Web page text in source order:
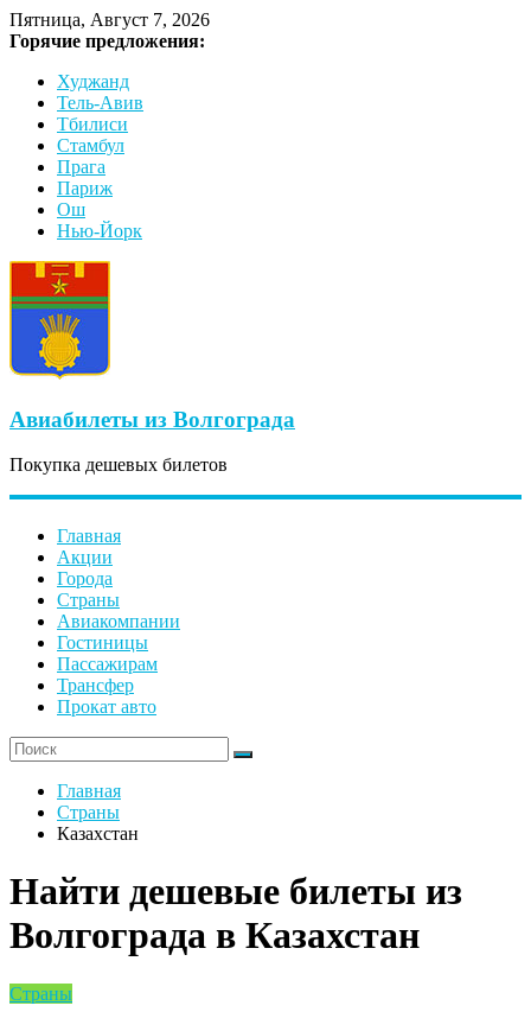
Пятница, Август 7, 2026
Горячие предложения:
Худжанд
Тель-Авив
Тбилиси
Стамбул
Прага
Париж
Ош
Нью-Йорк
Авиабилеты из Волгограда
Покупка дешевых билетов
Главная
Акции
Города
Страны
Авиакомпании
Гостиницы
Пассажирам
Трансфер
Прокат авто
Главная
Страны
Казахстан
Найти дешевые билеты из
Волгограда в Казахстан
Страны